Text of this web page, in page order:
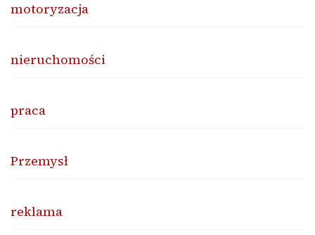
motoryzacja
nieruchomości
praca
Przemysł
reklama